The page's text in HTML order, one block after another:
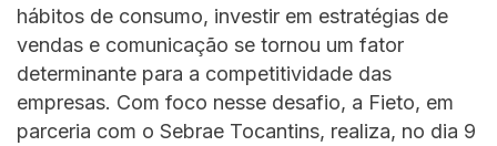
hábitos de consumo, investir em estratégias de
vendas e comunicação se tornou um fator
determinante para a competitividade das
empresas. Com foco nesse desafio, a Fieto, em
parceria com o Sebrae Tocantins, realiza, no dia 9